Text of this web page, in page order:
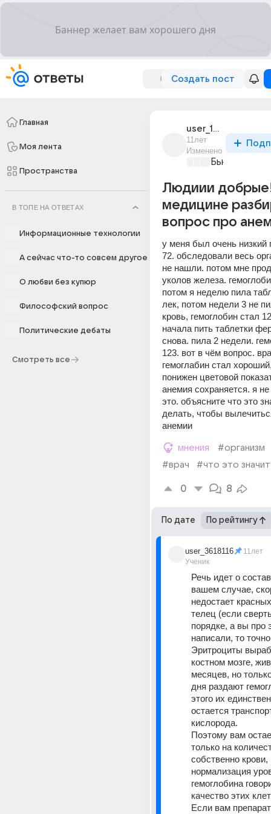
Создать пост
Главная
Моя лента
Пространства
В ТОПЕ НА ОТВЕТАХ
Информационные технологии
А сейчас что-то совсем другое
О любви без купюр
Философский вопрос
Политические дебаты
Смотреть все
user_187480633
11лет
Изменено
Бьютилэнд
Людиии
медицине
вопрос про
у меня был очень низкий
72. обследовали весь
не нашли. потом мне
уколов железа.
потом я неделю пила
лек, потом недели 3 не
кровь, гемоглобин стал
начала пить таблетки
снова. пила 2 недели.
123. вот в чём вопрос.
гемоглабин стал
понижен цветовой
анемия сохраняется. я
это. объясните что это
делать, чтобы
анемии
мнения
#организм
#врач
#что это значит
0 8
По дате По рейтингу
user_3618116
Ученик
11лет
Речь идет о
вашем случае,
недостает
телец (если
порядке, а вы про
написали, то
Эритроциты
костном мозге,
месяцев, но
дня раздают
этого их
остается
кислорода.
Поэтому вам
только на
собственно крови,
нормализация
гемоглобина
качество этих
Если вам